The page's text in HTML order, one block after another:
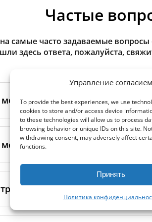
Управление согласием
To provide the best experiences, we use
cookies to store and/or access device
to these technologies will allow us to process
browsing behavior or unique IDs on this site.
withdrawing consent, may adversely affect
functions.
Принять
Политика
Частые
самые часто задаваемые вопросы
здесь ответа, пожалуйста,
оригинальными и
производятся самим
производственными
бренда, включая требования
изготавливаются надёжными
строгие стандарты
контроль качества, чтобы
фильтров.
фильтрами EN 779 и ISO
(уже устарел) использовал классы G4,
который оценивает
бывший классF7теперь
чтобы вам было проще
рекуператора помочь при